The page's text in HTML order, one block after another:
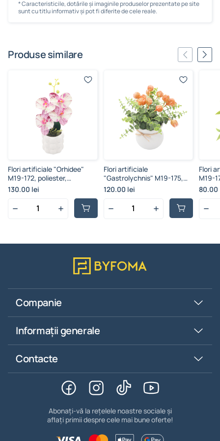
* Caracteristicile, dotările și imaginile produselor prezentate pe site
sunt cu titlu informativ și pot fi diferite de cele reale.
Produse similare
Flori artificiale "Orhidee"
M19-172, poliester,
multicolor, 4 ramuri,
35.5x9.5 cm
130.00 lei
Flori artificiale
"Gastrolychnis" M19-175,
poliester, multicolor, 15
ramuri, 20.5x10 cm
120.00 lei
Flori
M19-
80.00
Companie
Informații generale
Contacte
Abonați-vă la rețelele noastre sociale și
aflați primii despre cele mai bune oferte!